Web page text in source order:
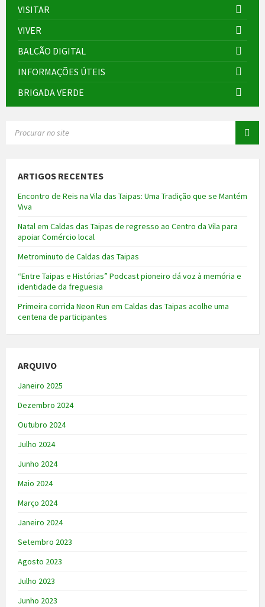
VISITAR
VIVER
BALCÃO DIGITAL
INFORMAÇÕES ÚTEIS
BRIGADA VERDE
ARTIGOS RECENTES
Encontro de Reis na Vila das Taipas: Uma Tradição que se Mantém
Viva
Natal em Caldas das Taipas de regresso ao Centro da Vila para
apoiar Comércio local
Metrominuto de Caldas das Taipas
“Entre Taipas e Histórias” Podcast pioneiro dá voz à memória e
identidade da freguesia
Primeira corrida Neon Run em Caldas das Taipas acolhe uma
centena de participantes
ARQUIVO
Janeiro 2025
Dezembro 2024
Outubro 2024
Julho 2024
Junho 2024
Maio 2024
Março 2024
Janeiro 2024
Setembro 2023
Agosto 2023
Julho 2023
Junho 2023